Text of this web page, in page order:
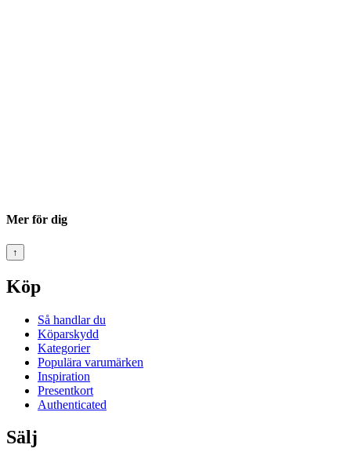
Mer för dig
↑
Köp
Så handlar du
Köparskydd
Kategorier
Populära varumärken
Inspiration
Presentkort
Authenticated
Sälj